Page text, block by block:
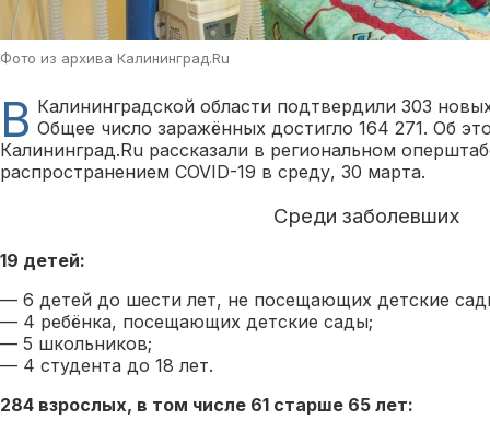
Фото из архива Калининград.Ru
В Калининградской области подтвердили 303
Общее число заражённых достигло 164 271. Об
Калининград.Ru рассказали в региональном
распространением COVID-19 в среду, 30 марта.
Среди заболевших
19 детей:
— 6 детей до шести лет, не посещающих детские
— 4 ребёнка, посещающих детские сады;
— 5 школьников;
— 4 студента до 18 лет.
284 взрослых, в том числе 61 старше 65 лет: